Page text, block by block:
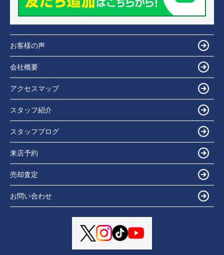
お客様の声
会社概要
アクセスマップ
スタッフ紹介
スタッフブログ
来店予約
売却査定
お問い合わせ